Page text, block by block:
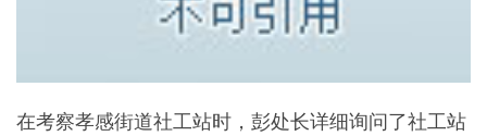
在考察孝感街道社工站时，彭处长详细询问了社工站